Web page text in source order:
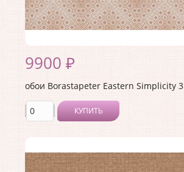
9900 ₽
обои Borastapeter Eastern Simplicity
КУПИТЬ
Производитель:Borastapeter
Eastern Simplicity
Длина рулона:10.05
Ширина рулона:0.53